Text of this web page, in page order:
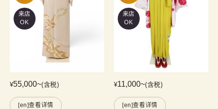
来店
OK
¥55,000~(含税)
[en]查看详情
来店
OK
¥11,000~(含税)
[en]查看详情